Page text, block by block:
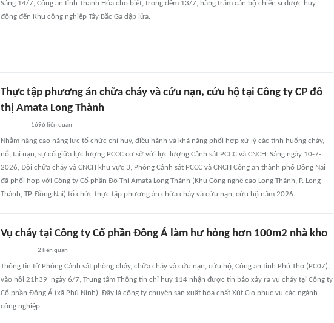
Sáng 14/7, Công an tỉnh Thanh Hóa cho biết, trong đêm 13/7, hàng trăm cán bộ chiến sĩ được huy
động đến Khu công nghiệp Tây Bắc Ga dập lửa.
Thực tập phương án chữa cháy và cứu nạn, cứu hộ tại Công ty CP đô
thị Amata Long Thành
1696 liên quan
Nhằm nâng cao năng lực tổ chức chỉ huy, điều hành và khả năng phối hợp xử lý các tình huống cháy,
nổ, tai nạn, sự cố giữa lực lượng PCCC cơ sở với lực lượng Cảnh sát PCCC và CNCH. Sáng ngày 10-7-
2026, Đội chữa cháy và CNCH khu vực 3, Phòng Cảnh sát PCCC và CNCH Công an thành phố Đồng Nai
đã phối hợp với Công ty Cổ phần Đô Thị Amata Long Thành (Khu Công nghệ cao Long Thành, P. Long
Thành, TP. Đồng Nai) tổ chức thực tập phương án chữa cháy và cứu nạn, cứu hộ năm 2026.
Vụ cháy tại Công ty Cổ phần Đông Á làm hư hỏng hơn 100m2 nhà kho
2 liên quan
Thông tin từ Phòng Cảnh sát phòng cháy, chữa cháy và cứu nạn, cứu hộ, Công an tỉnh Phú Thọ (PC07),
vào hồi 21h39' ngày 6/7, Trung tâm Thông tin chỉ huy 114 nhận được tin báo xảy ra vụ cháy tại Công ty
Cổ phần Đông Á (xã Phù Ninh). Đây là công ty chuyên sản xuất hóa chất Xút Clo phục vụ các ngành
công nghiệp.